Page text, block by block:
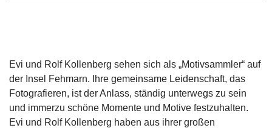
Evi und Rolf Kollenberg sehen sich als „Motivsammler“ auf
der Insel Fehmarn. Ihre gemeinsame Leidenschaft, das
Fotografieren, ist der Anlass, ständig unterwegs zu sein
und immerzu schöne Momente und Motive festzuhalten.
Evi und Rolf Kollenberg haben aus ihrer großen